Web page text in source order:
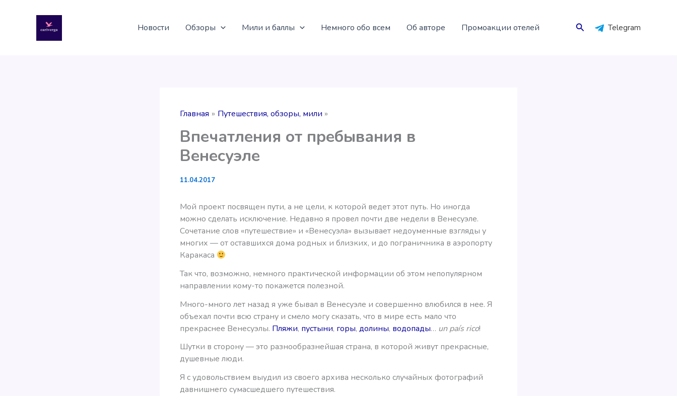
содержимому
Новости Обзоры Мили и баллы Немного обо всем Об авторе Промоакции отелей Поиск Telegram
Главная Путешествия, обзоры, мили
Впечатления от пребывания в
Венесуэле
11.04.2017
Мой проект посвящен пути, а не цели, к которой ведет этот путь. Но иногда
можно сделать исключение. Недавно я провел почти две недели в Венесуэле.
Сочетание слов «путешествие» и «Венесуэла» вызывает недоуменные взгляды у
многих — от оставшихся дома родных и близких, и до пограничника в аэропорту
Каракаса
Так что, возможно, немного практической информации об этом непопулярном
направлении кому-то покажется полезной.
Много-много лет назад я уже бывал в Венесуэле и совершенно влюбился в нее. Я
объехал почти всю страну и смело могу сказать, что в мире есть мало что
прекраснее Венесуэлы. Пляжи, пустыни, горы, долины, водопады… un país rico!
Шутки в сторону — это разнообразнейшая страна, в которой живут прекрасные,
душевные люди.
Я с удовольствием выудил из своего архива несколько случайных фотографий
давнишнего сумасшедшего путешествия.